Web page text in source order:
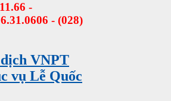
-
- (028)
VNPT
vụ Lễ Quốc